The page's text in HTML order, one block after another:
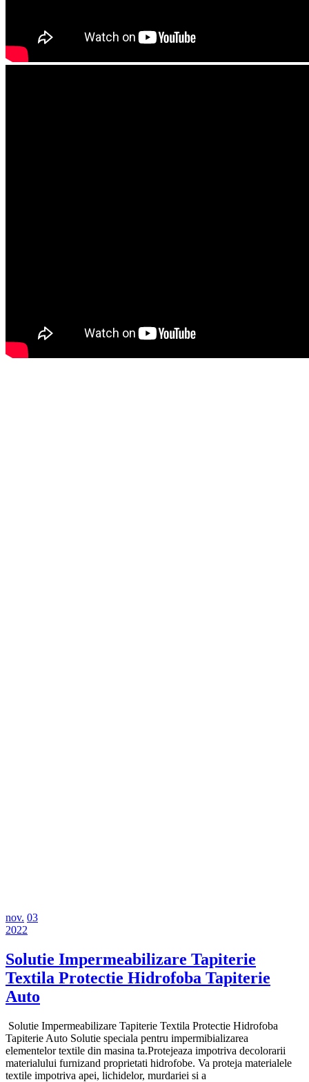
nov. noiembrie
3,
03noiembrie
2022
2022
Solutie Impermeabilizare Tapiterie
Textila Protectie Hidrofoba Tapiterie
Auto
Tapiterie
Textila
Protectie
Solutie Impermeabilizare Tapiterie Textila Protectie Hidrofoba
Tapiterie Auto Solutie speciala pentru impermibializarea
elementelor textile din masina ta.Protejeaza impotriva decolorarii
materialului furnizand proprietati hidrofobe. Va proteja materialele
textile impotriva apei, lichidelor, murdariei si a